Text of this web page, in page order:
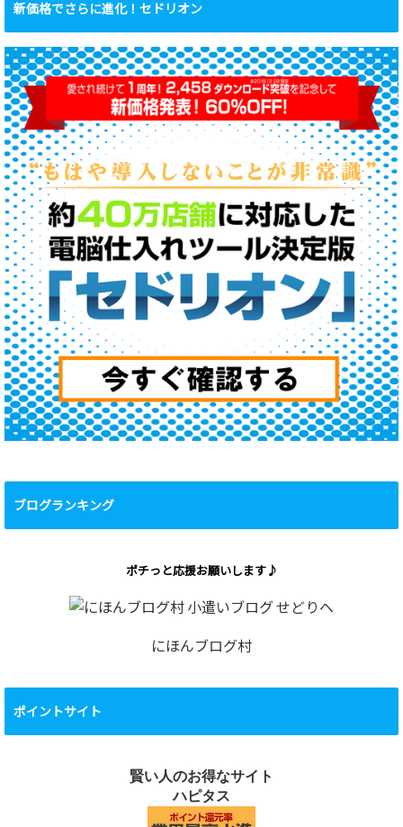
新価格でさらに進化！セドリオン
ブログランキング
ポチっと応援お願いします♪
にほんブログ村
ポイントサイト
賢い人のお得なサイト
ハピタス